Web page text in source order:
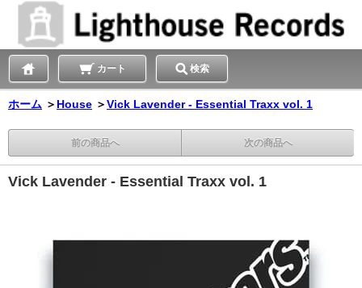
カート 検索
ホーム ＞ House ＞Vick Lavender - Essential Traxx vol. 1
前の商品へ 次の商品へ
Vick Lavender - Essential Traxx vol. 1